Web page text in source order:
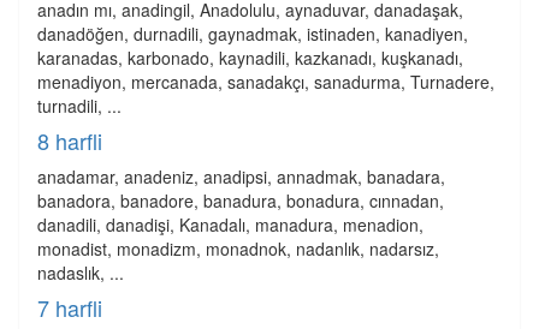
anadın mı, anadingil, Anadolulu, aynaduvar, danadaşak,
danadöğen, durnadili, gaynadmak, istinaden, kanadiyen,
karanadas, karbonado, kaynadili, kazkanadı, kuşkanadı,
menadiyon, mercanada, sanadakçı, sanadurma, Turnadere,
turnadili, ...
8 harfli
anadamar, anadeniz, anadipsi, annadmak, banadara,
banadora, banadore, banadura, bonadura, cınnadan,
danadili, danadişi, Kanadalı, manadura, menadion,
monadist, monadizm, monadnok, nadanlık, nadarsız,
nadaslık, ...
7 harfli